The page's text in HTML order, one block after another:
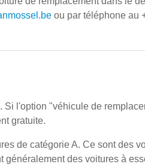
ou par téléphone au
Si l'option "véhicule de
gratuite.
de catégorie A. Ce sont des
des voitures à